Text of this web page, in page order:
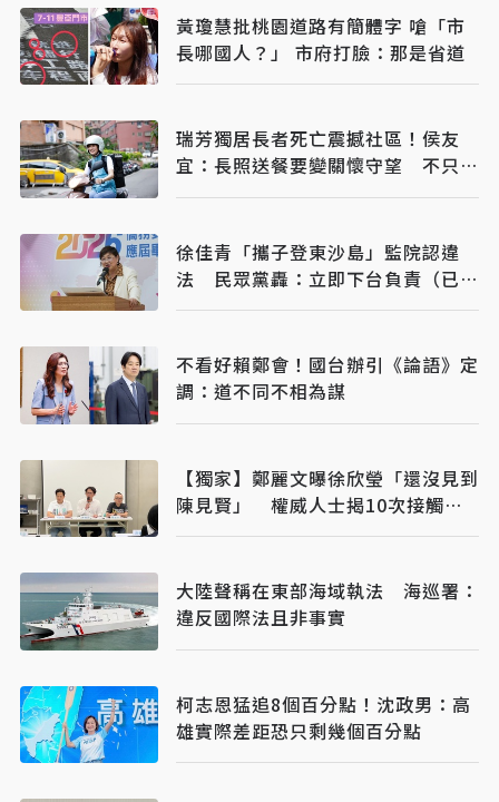
黃瓊慧批桃園道路有簡體字 嗆「市
長哪國人？」 市府打臉：那是省道
瑞芳獨居長者死亡震撼社區！侯友
宜：長照送餐要變關懷守望 不只是
送餐
徐佳青「攜子登東沙島」監院認違
法 民眾黨轟：立即下台負責（已完
稿）
不看好賴鄭會！國台辦引《論語》定
調：道不同不相為謀
【獨家】鄭麗文曝徐欣瑩「還沒見到
陳見賢」 權威人士揭10次接觸未
果：整合最後一哩路
大陸聲稱在東部海域執法 海巡署：
違反國際法且非事實
柯志恩猛追8個百分點！沈政男：高
雄實際差距恐只剩幾個百分點